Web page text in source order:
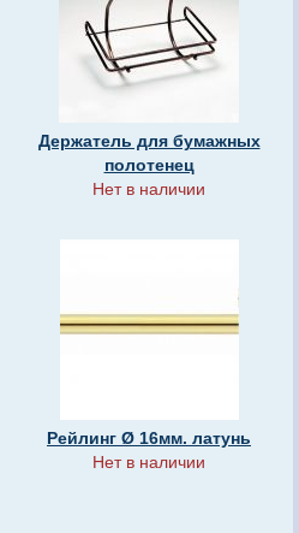
Держатель для бумажных
полотенец
Нет в наличии
Рейлинг Ø 16мм. латунь
Нет в наличии